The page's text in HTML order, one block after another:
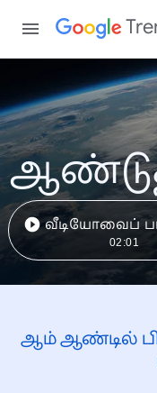
வீடியோவைப்
02:01
ஆம் ஆண்டில்